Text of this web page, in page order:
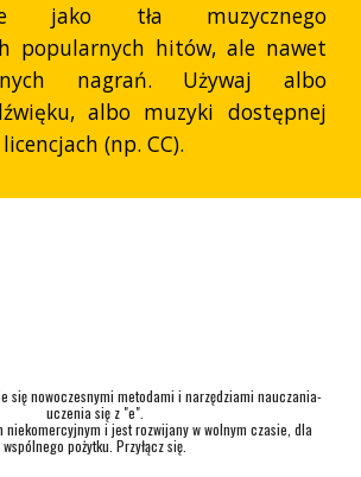
jako tła muzycznego
popularnych hitów, ale nawet
nagrań. Używaj albo
albo muzyki dostępnej
(np. CC).
się nowoczesnymi metodami i narzędziami nauczania-
uczenia się z "e".
niekomercyjnym i jest rozwijany w wolnym czasie, dla
wspólnego pożytku. Przyłącz się.